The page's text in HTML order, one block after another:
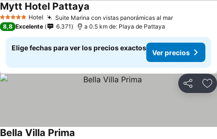
5 Estrellas Hotel Suite Marina con vistas panorámicas al marVer precios
Mytt Hotel Pattaya
8,8 Excelente 6.371 a 0.5 km de: Playa de Pattaya
Elige fechas para ver los precios exactos
Ver precios
Compartir
Bella Villa Prima